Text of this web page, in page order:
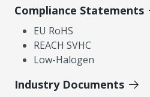
Compliance Statements
EU RoHS
REACH SVHC
Low-Halogen
Industry Documents